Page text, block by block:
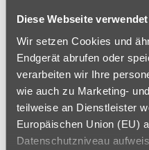
Diese Webseite
Wir setzen Cookies und
Endgerät abrufen oder
verarbeiten wir Ihre
wie auch zu Marketing-
teilweise an Dienstleister
Europäischen Union (EU)
Datenschutzniveau
File:
/www/htdocs/
Line: 26
Function: showView
File: /www/htdocs/
Line: 315
Function: require_once